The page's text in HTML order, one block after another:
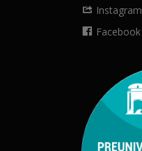
Instagram
Facebook